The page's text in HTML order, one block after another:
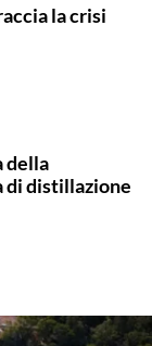
la crisi
della
di distillazione